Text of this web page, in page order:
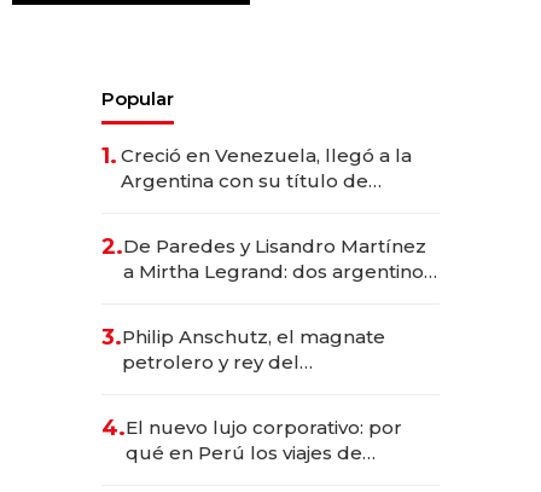
Popular
1. Creció en Venezuela, llegó a la
Argentina con su título de
las marcas "fast premium"
2.De Paredes y Lisandro Martínez
a Mirtha Legrand: dos argentinos
3.Philip Anschutz, el magnate
petrolero y rey del
Fénix
4.El nuevo lujo corporativo: por
qué en Perú los viajes de